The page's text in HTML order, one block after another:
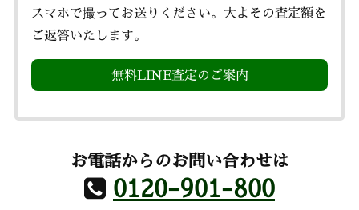
スマホで撮ってお送りください。大よその査定額を
ご返答いたします。
無料LINE査定のご案内
お電話からのお問い合わせは
0120-901-800